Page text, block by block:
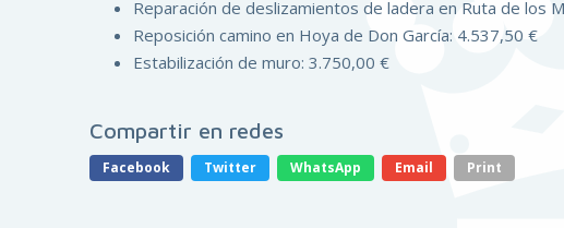
Reparación de deslizamientos de ladera en Ruta de los
Reposición camino en Hoya de Don García: 4.537,50 €
Estabilización de muro: 3.750,00 €
Compartir en redes
Facebook Twitter WhatsApp Email Print